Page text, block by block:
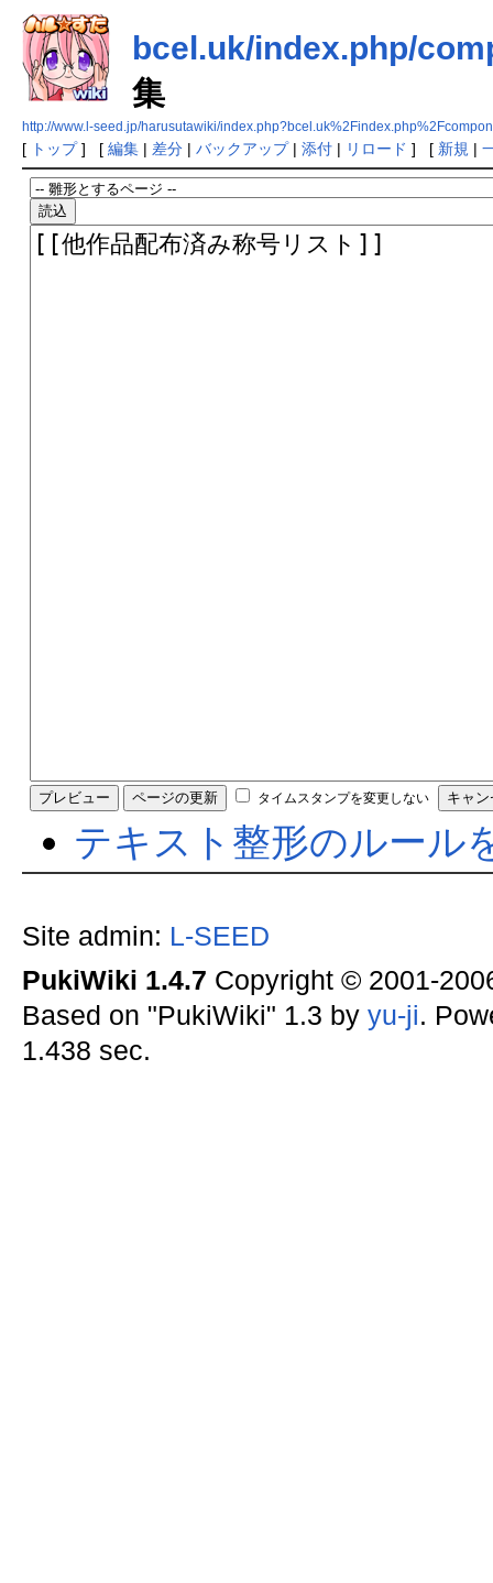
bcel.uk/index.php/
集
http://www.l-seed.jp/harusutawiki/
[ トップ] [ 編集| 差分| バックアップ| 添付| リロード ] [ 新規 |
タイムスタンプを変更しない
テキスト整形のルール
Site admin: L-SEED
PukiWiki 1.4.7 Copyright © 2001-
Based on "PukiWiki" 1.3 by yu-ji.
1.438 sec.